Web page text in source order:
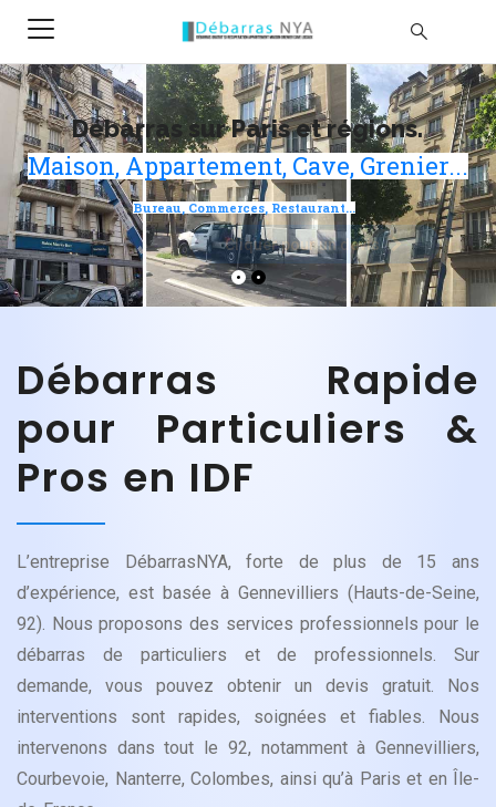
Débarras sur Paris et régions.
Maison, Appartement, Cave, Grenier...
Bureau, Commerces, Restaurant...
Cliquer pour un devis
Débarras Rapide
pour Particuliers &
Pros en IDF
L’entreprise DébarrasNYA, forte de plus de 15 ans
d’expérience, est basée à Gennevilliers (Hauts-de-Seine,
92). Nous proposons des services professionnels pour le
débarras de particuliers et de professionnels. Sur
demande, vous pouvez obtenir un devis gratuit. Nos
interventions sont rapides, soignées et fiables. Nous
intervenons dans tout le 92, notamment à Gennevilliers,
Courbevoie, Nanterre, Colombes, ainsi qu’à Paris et en Île-